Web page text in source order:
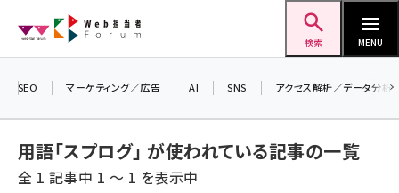
ン
検索 MENU
SEO マーケティング／広告 AI SNS アクセス解析／データ分析
用語「スプログ」 が使われている記事の一覧
全 1 記事中 1 ～ 1 を表示中
＼ 8月27日開催、申し込み受付中！ ／
マーケティング フォーラム 2026」開催！
▼申し込みはこちらから▼